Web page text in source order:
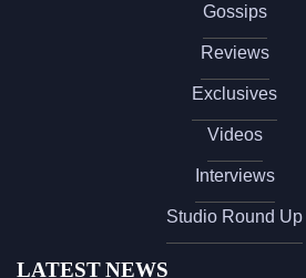
Gossips
Reviews
Exclusives
Videos
Interviews
Studio Round Up
LATEST NEWS